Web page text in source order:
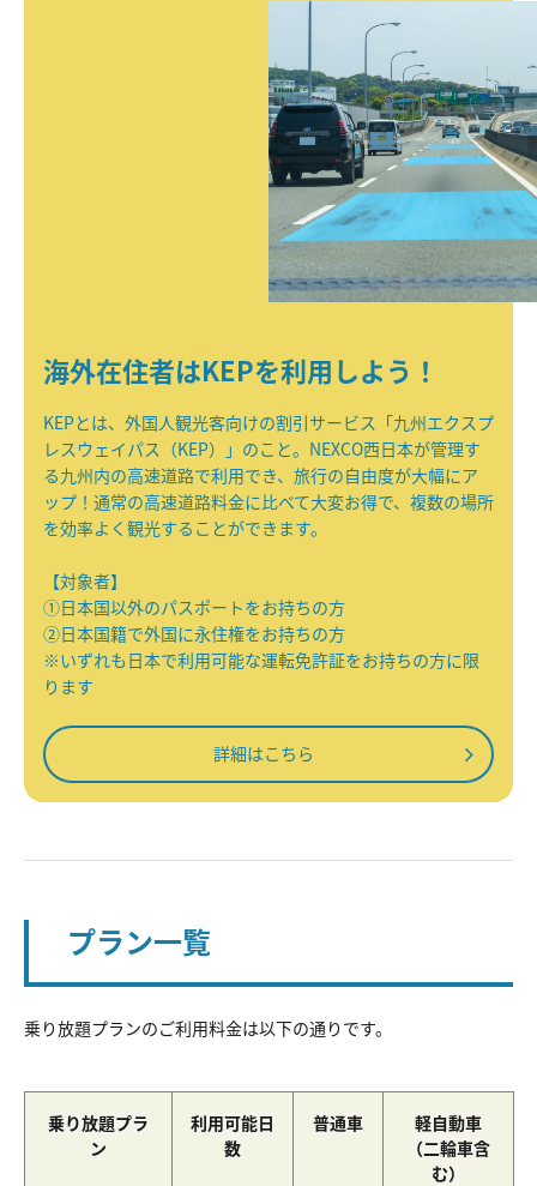
海外在住者はKEPを利用しよう！
KEPとは、外国人観光客向けの割引サービス「九州エクスプ
レスウェイパス（KEP）」のこと。NEXCO西日本が管理す
る九州内の高速道路で利用でき、旅行の自由度が大幅にア
ップ！通常の高速道路料金に比べて大変お得で、複数の場所
を効率よく観光することができます。
【対象者】
①日本国以外のパスポートをお持ちの方
②日本国籍で外国に永住権をお持ちの方
※いずれも日本で利用可能な運転免許証をお持ちの方に限
ります
詳細はこちら
プラン一覧
乗り放題プランのご利用料金は以下の通りです。
乗り放題プラ
ン
利用可能日
数
普通車
軽自動車
（二輪車含
む）